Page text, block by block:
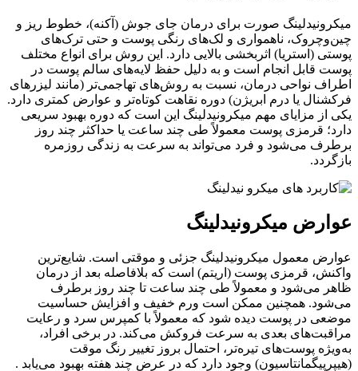
میکرونیدلینگ صورت برای درمان جای جوش (آکنه)، خطوط ریز و
چین‌وچروک، ناهمواری و لک‌های رنگی پوست و حتی ترک‌های
پوستی (استریا) اثربخشی بالایی دارد. این روش برای انواع مختلف
پوست قابل انجام است و به دلیل حفظ لایه‌های سالم پوست در
اطراف نواحی درمان، نسبت به روش‌های تهاجمی‌تر (مانند لیزرهای
فرکشنال یا درم ابریژن) دوره نقاهت کوتاه‌تر و عوارض کمتری دارد.
یکی از مزایای مهم میکرونیدلینگ این است که دوره بهبود سریعی
دارد؛ قرمزی پوست معمولاً طی چند ساعت یا حداکثر چند روز
برطرف می‌شود و فرد می‌تواند به سرعت به زندگی روزمره
بازگردد.
عوارض میکرونیدلینگ
عوارض معمول میکرونیدلینگ جزئی و موقتی است. شایع‌ترین
واکنش، قرمزی پوست (اریتم) است که بلافاصله بعد از درمان
ظاهر می‌شود و معمولاً طی چند ساعت تا چند روز برطرف
می‌شود. همچنین ممکن است ورم خفیف و افزایش حساسیت
موضعی در پوست دیده شود که معمولاً با کمپرس سرد و رعایت
مراقبت‌های بعدی به سرعت فروکش می‌کند. در برخی افراد،
به‌ویژه پوست‌های تیره‌تر، احتمال بروز تغییر رنگ موقت
(هیپرپیگمانتاسیون) وجود دارد که در عرض چند هفته بهبود می‌یابد .